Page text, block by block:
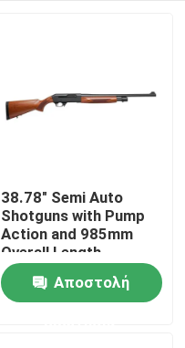
38.78" Semi Auto
Shotguns with Pump
Action and 985mm
Overall Length
Αποστολή